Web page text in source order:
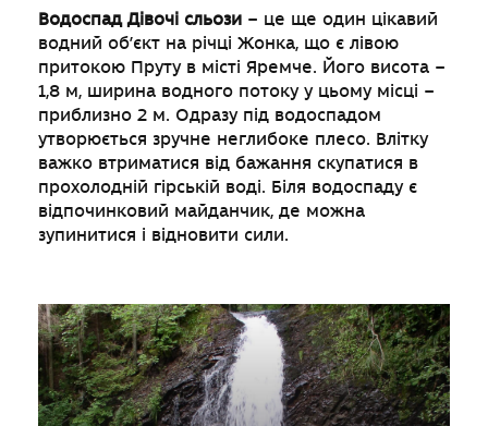
Водоспад Дівочі сльози – це ще один цікавий
водний об’єкт на річці Жонка, що є лівою
притокою Пруту в місті Яремче. Його висота –
1,8 м, ширина водного потоку у цьому місці –
приблизно 2 м. Одразу під водоспадом
утворюється зручне неглибоке плесо. Влітку
важко втриматися від бажання скупатися в
прохолодній гірській воді. Біля водоспаду є
відпочинковий майданчик, де можна
зупинитися і відновити сили.